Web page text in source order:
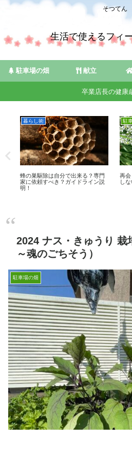
そつてん
生活で使えるフィ
駐車場の畑 献立
卒業店長の健康
暮らし術
蜂の巣駆除は自分で出来る？専門
家に依頼すべき？ガイドライン説
明！
駐
再会
し
2024 ナス・きゅうり 栽
～魂のごちそう）
駐車場の畑